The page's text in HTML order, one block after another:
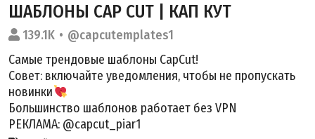
ШАБЛОНЫ CAP CUT | КАП КУТ
139.1K
@capcutemplates1
Самые трендовые шаблоны CapCut!
Совет: включайте уведомления, чтобы не пропускать
новинки
Большинство шаблонов работает без VPN
РЕКЛАМА: @capcut_piar1